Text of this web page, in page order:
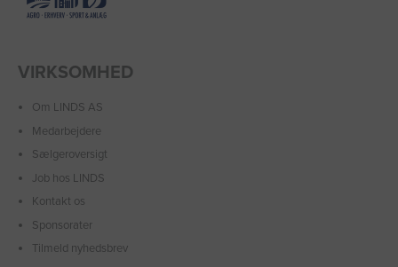
VIRKSOMHED
Om LINDS AS
Medarbejdere
Sælgeroversigt
Job hos LINDS
Kontakt os
Sponsorater
Tilmeld nyhedsbrev